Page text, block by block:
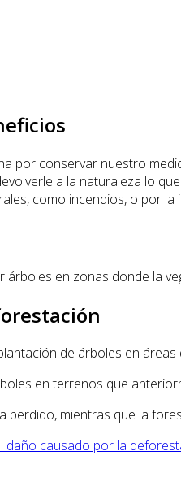
por conservar nuestro
a la naturaleza lo
como incendios, o por
en zonas donde la
de árboles en
en terrenos que
mientras que la
daño causado por la